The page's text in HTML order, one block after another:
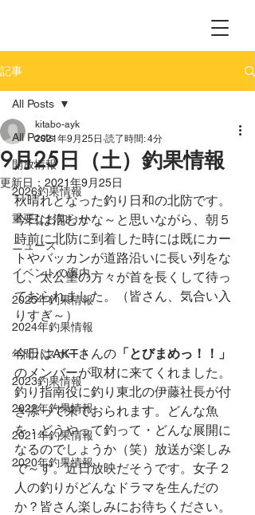
記事
All Posts
開放情報
2026釣果情報
重要なお知らせ
ニュース
イベントの案内
2025年釣果情報
2024年釣果情報
年間パスポート
2023釣果情報
2022年釣果情報
2021年釣果情報
2020年釣果情報
All Posts
9月25日（土）釣果情報
kitabo-ayk
2021年9月25日 読了時間: 4分
更新日： 2021年9月25日
秋晴れとなった釣り日和の北防です。
今日は混むかな～と思いながら、朝５
時前に北防に到着した時には既にカー
トやバッカンが道路沿いに長い列をな
し、太公望の方々が首を長くして待っ
ておられました。（皆さん、気合い入
りすぎ～）
今日はAKTさんの 「とびまめっ！！」
のメンバーが取材に来てくれました。
釣り指南役に釣り東北の伊藤社長が付
き添って来ておられます。どんな魚
を・どうやって釣って・どんな展開に
なるのでしょうか（笑）放送が楽しみ
で～す。近日放映だそうです。女子２
人の釣りがどんなドラマを生んだの
か？皆さん楽しみにお待ちください。